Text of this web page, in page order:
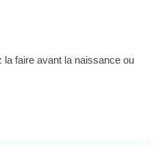
faire avant la naissance ou